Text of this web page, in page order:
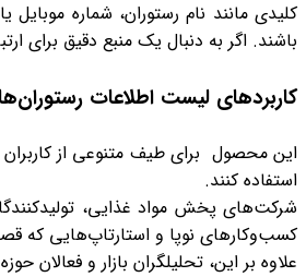
کلیدی مانند نام رستوران، شماره
باشند. اگر به دنبال یک منبع دقیق برای
کاربردهای لیست اطلاعات
این محصول برای طیف متنوعی از کاربران
استفاده کنند.
شرکت‌های پخش مواد غذایی،
کسب‌وکارهای نوپا و استارتاپ‌هایی که قصد
علاوه بر این، تحلیلگران بازار و